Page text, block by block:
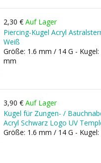
2,30 € Auf Lager
Piercing-Kugel Acryl
Weiß
Größe: 1.6 mm / 14 G -
mm
3,90 € Auf Lager
Kugel für Zungen- /
Acryl Schwarz Logo UV
Größe: 1.6 mm / 14 G -